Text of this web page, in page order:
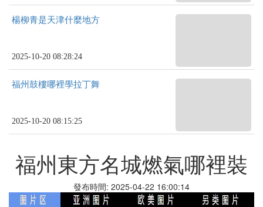
楊柳青是天津什麼地方
2025-10-20 08:28:24
福州鼓樓哪裡學拉丁舞
2025-10-20 08:15:25
福州東方名城燃氣哪裡裝
發布時間: 2025-04-22 16:00:14